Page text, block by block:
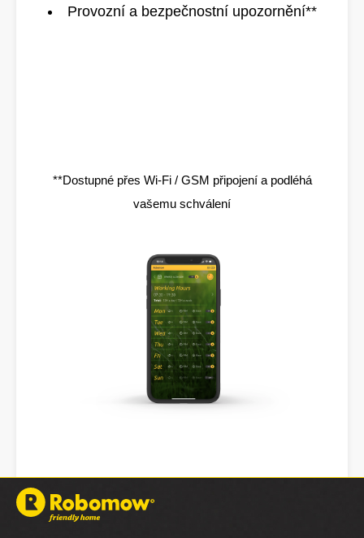
Provozní a bezpečnostní upozornění**
**Dostupné přes Wi-Fi / GSM připojení a podléhá
vašemu schválení